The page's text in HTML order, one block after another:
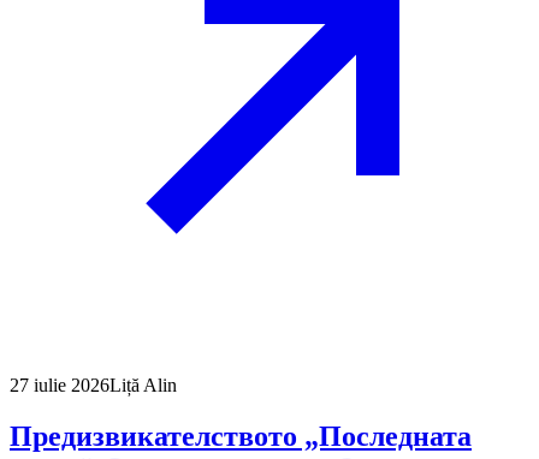
27 iulie 2026Liță Alin
Предизвикателството „Последната